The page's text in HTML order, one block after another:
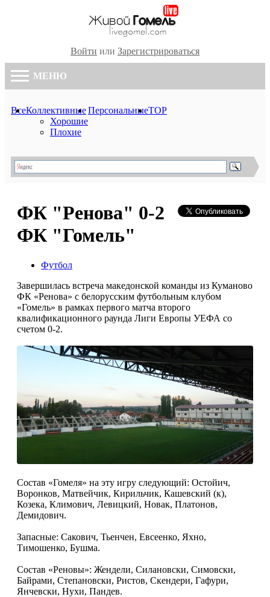
Войти или Зарегистрироваться
МЕНЮ
ВсеКоллективные
Хорошие
Плохие
ПерсональныеTOP
ФК "Ренова" 0-2
ФК "Гомель"
Футбол
Завершилась встреча македонской команды из Куманово
ФК «Ренова» с белорусским футбольным клубом
«Гомель» в рамках первого матча второго
квалификационного раунда Лиги Европы УЕФА со
счетом 0-2.
Состав «Гомеля» на эту игру следующий: Остойич,
Воронков, Матвейчик, Кирильчик, Кашевский (к),
Козека, Климович, Левицкий, Новак, Платонов,
Демидович.
Запасные: Сакович, Тьенчен, Евсеенко, Яхно,
Тимошенко, Бушма.
Состав «Реновы»: Жендели, Силановски, Симовски,
Байрами, Степановски, Ристов, Скендери, Гафури,
Янчевски, Нухи, Пандев.